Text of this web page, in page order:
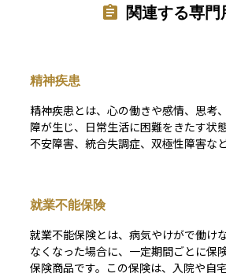
関連する専門
精神疾患
精神疾患とは、心の働きや感情、思考
障が生じ、日常生活に困難をきたす状
不安障害、統合失調症、双極性障害な
す。資産運用の観点では、長期にわた
能性を考慮し、収入保障保険や医療保
と関連づけて理解することが重要です
就業不能保険
就業不能保険とは、病気やけがで働け
なくなった場合に、一定期間ごとに保
保険商品です。この保険は、入院や自